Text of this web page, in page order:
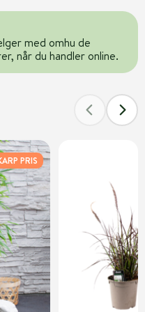
med omhu de
når du handler online.
PRIS